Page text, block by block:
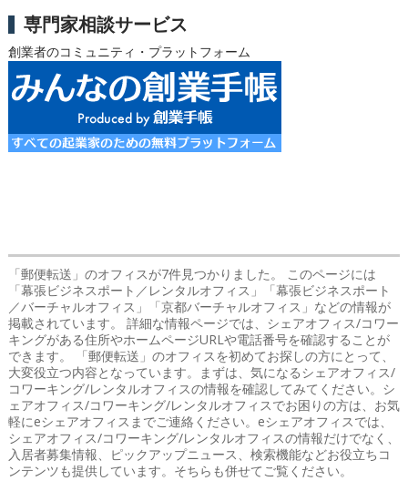
専門家相談サービス
創業者のコミュニティ・プラットフォーム
「郵便転送」のオフィスが7件見つかりました。 このページには
「幕張ビジネスポート／レンタルオフィス」「幕張ビジネスポート
／バーチャルオフィス」「京都バーチャルオフィス」などの情報が
掲載されています。 詳細な情報ページでは、シェアオフィス/コワー
キングがある住所やホームページURLや電話番号を確認することが
できます。 「郵便転送」のオフィスを初めてお探しの方にとって、
大変役立つ内容となっています。まずは、気になるシェアオフィス/
コワーキング/レンタルオフィスの情報を確認してみてください。シ
ェアオフィス/コワーキング/レンタルオフィスでお困りの方は、お気
軽にeシェアオフィスまでご連絡ください。eシェアオフィスでは、
シェアオフィス/コワーキング/レンタルオフィスの情報だけでなく、
入居者募集情報、ピックアップニュース、検索機能などお役立ちコ
ンテンツも提供しています。そちらも併せてご覧ください。